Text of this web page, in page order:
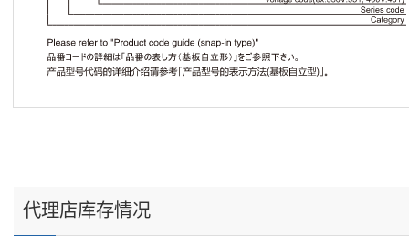
代理店库存情况